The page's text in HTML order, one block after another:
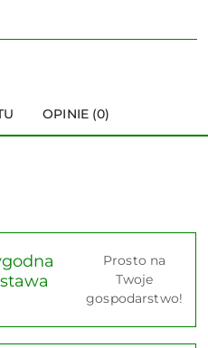
OPINIE (0)
Prosto na
Twoje
gospodarstwo!